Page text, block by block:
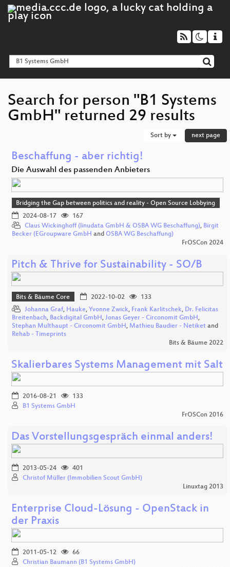
Search for person "B1 Systems
GmbH" returned 29 results
Sort by next page
Beschaffung - aber richtig!
Die Auswahl des passenden Anbieters
Bridging the Gap between politics and reality - Open Source Lobbying
2024-08-17
167
Claus Wickinghoff (linudata GmbH & OSBA WG Beschaffung), Birgit
Becker (EGroupware GmbH and OSBA WG Beschaffung)
FrOSCon 2024
Pitch & Thrive for Sustainability - SO/B
Bits & Bäume Core 2022-10-02
133
Johanna Graf, Hauke, Yvonne Zwick, Frank Karlitschek, Dr. Felicitas
Breitenbach, Backdigital GmbH, Jonas Geyer - Circonomit GmbH,
Stephan Multhaupt - Circonomit GmbH, Mathieu Baudier - Netiket and
Rehab - Timeprints
Bits & Bäume 2022
Skalierbares Systems Management mit Salt
2016-08-21
133
B1 Systems GmbH
FrOSCon 2016
Das Vorstellungsgespräch einmal anders!
2013-05-24
401
Christof Müller (Immobilien Scout GmbH)
Linuxtag 2013
Enterprise Cloud-Lösung - OpenStack in
der Praxis
2011-05-12
66
Christian Baumann (B1 Systems GmbH)